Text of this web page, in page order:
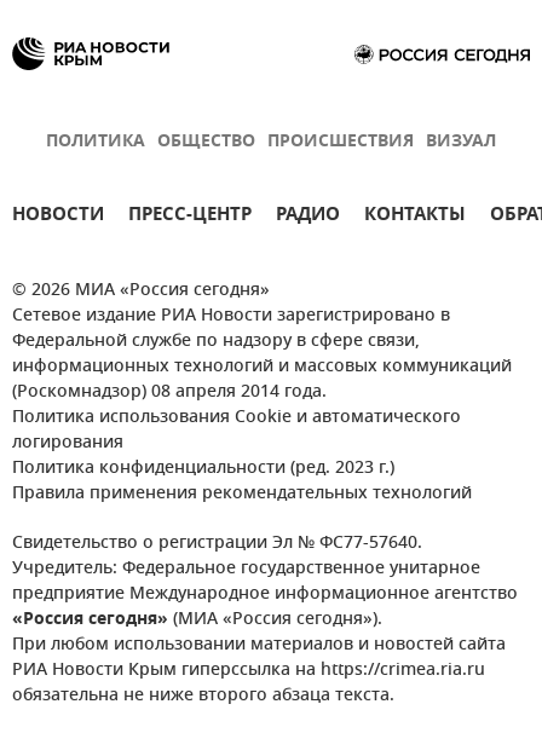
ПОЛИТИКА ОБЩЕСТВО ПРОИСШЕСТВИЯ ВИЗУАЛ
НОВОСТИ ПРЕСС-ЦЕНТР РАДИО КОНТАКТЫ
© 2026 МИА «Россия сегодня»
Сетевое издание РИА Новости зарегистрировано в
Федеральной службе по надзору в сфере связи,
информационных технологий и массовых коммуникаций
(Роскомнадзор) 08 апреля 2014 года.
Политика использования Cookie и автоматического
логирования
Политика конфиденциальности (ред. 2023 г.)
Правила применения рекомендательных технологий
Свидетельство о регистрации Эл № ФС77-57640.
Учредитель: Федеральное государственное унитарное
предприятие Международное информационное агентство
«Россия сегодня» (МИА «Россия сегодня»).
При любом использовании материалов и новостей сайта
РИА Новости Крым гиперссылка на https://crimea.ria.ru
обязательна не ниже второго абзаца текста.